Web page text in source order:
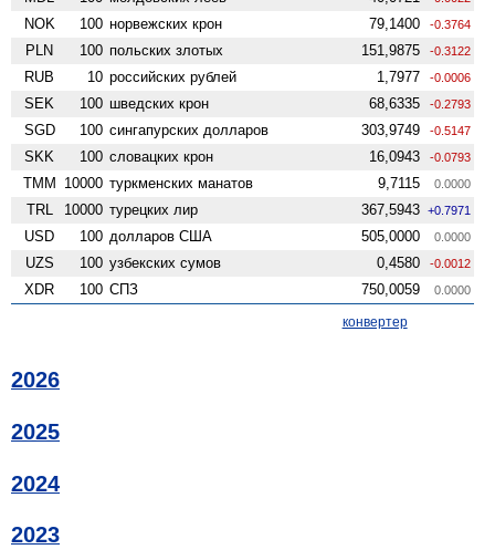
NOK 100 норвежских крон 79,1400 -0.3764
PLN 100 польских злотых 151,9875 -0.3122
RUB 10 российских рублей 1,7977 -0.0006
SEK 100 шведских крон 68,6335 -0.2793
SGD 100 сингапурских долларов 303,9749 -0.5147
SKK 100 словацких крон 16,0943 -0.0793
TMM 10000 туркменских манатов 9,7115 0.0000
TRL 10000 турецких лир 367,5943 +0.7971
USD 100 долларов США 505,0000 0.0000
UZS 100 узбекских сумов 0,4580 -0.0012
XDR 100 СПЗ 750,0059 0.0000
конвертер
2026
2025
2024
2023